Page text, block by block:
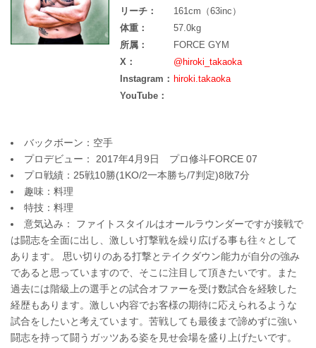
リーチ：
161cm（63inc）
体重：
57.0kg
所属：
FORCE GYM
X：
@hiroki_takaoka
Instagram： hiroki.takaoka
YouTube：
バックボーン：空手
プロデビュー： 2017年4月9日 プロ修斗FORCE 07
プロ戦績：25戦10勝(1KO/2一本勝ち/7判定)8敗7分
趣味：料理
特技：料理
意気込み： ファイトスタイルはオールラウンダーですが接戦で
は闘志を全面に出し、激しい打撃戦を繰り広げる事も往々として
あります。 思い切りのある打撃とテイクダウン能力が自分の強み
であると思っていますので、そこに注目して頂きたいです。また
過去には階級上の選手との試合オファーを受け数試合を経験した
経歴もあります。激しい内容でお客様の期待に応えられるような
試合をしたいと考えています。苦戦しても最後まで諦めずに強い
闘志を持って闘うガッツある姿を見せ会場を盛り上げたいです。